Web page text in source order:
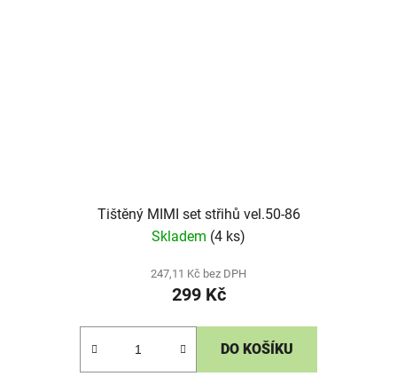
Tištěný MIMI set střihů vel.50-86
Skladem (4 ks)
247,11 Kč bez DPH
299 Kč
DO KOŠÍKU